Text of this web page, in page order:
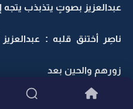
عبدالعزيز بصوتٍ يتذبذب يتجه
ناصِر أختنق قلبه :
زورهم والحين بعد
عبدالعزيز بهدُوء – هذا